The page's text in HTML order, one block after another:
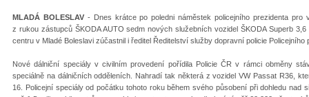
MLADÁ BOLESLAV- Dnes krátce po poledni náměstek policejního prezidenta pro
z rukou zástupců ŠKODA AUTO sedm nových služebních vozidel ŠKODA Superb
centru v Mladé Boleslavi zúčastnil i ředitel Ředitelství služby dopravní policie Policejního
Nové dálniční speciály v civilním provedení pořídila Policie ČR v rámci obměny
speciálně na dálničních odděleních. Nahradí tak některá z vozidel VW Passat R36,
16. Policejní speciály od počátku tohoto roku během svého působení při dohledu nad